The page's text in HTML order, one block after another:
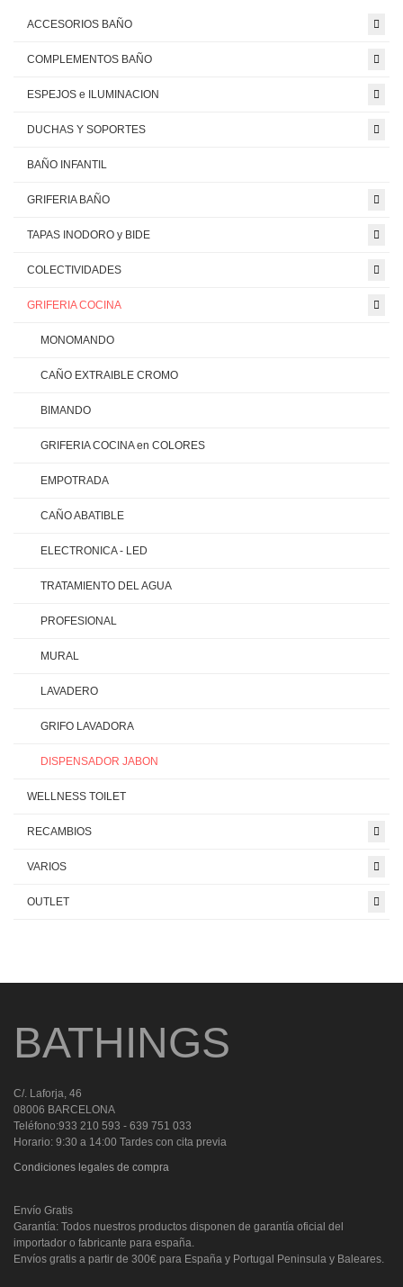
ACCESORIOS BAÑO
COMPLEMENTOS BAÑO
ESPEJOS e ILUMINACION
DUCHAS Y SOPORTES
BAÑO INFANTIL
GRIFERIA BAÑO
TAPAS INODORO y BIDE
COLECTIVIDADES
GRIFERIA COCINA
MONOMANDO
CAÑO EXTRAIBLE CROMO
BIMANDO
GRIFERIA COCINA en COLORES
EMPOTRADA
CAÑO ABATIBLE
ELECTRONICA - LED
TRATAMIENTO DEL AGUA
PROFESIONAL
MURAL
LAVADERO
GRIFO LAVADORA
DISPENSADOR JABON
WELLNESS TOILET
RECAMBIOS
VARIOS
OUTLET
BATHINGS
C/. Laforja, 46
08006 BARCELONA
Teléfono:933 210 593 - 639 751 033
Horario: 9:30 a 14:00 Tardes con cita previa
Condiciones legales de compra
Envío Gratis
Garantía: Todos nuestros productos disponen de garantía oficial del
importador o fabricante para españa.
Envíos gratis a partir de 300€ para España y Portugal Peninsula y Baleares.